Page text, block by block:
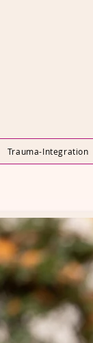
Trauma-Integration